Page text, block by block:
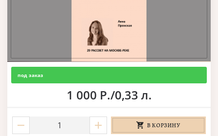
под заказ
1 000 Р./0,33 л.
В КОРЗИНУ